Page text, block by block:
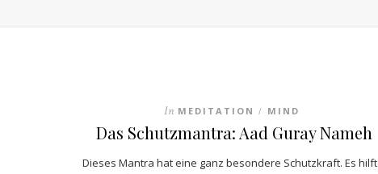
In MEDITATION / MIND
Das Schutzmantra: Aad Guray Nameh
Dieses Mantra hat eine ganz besondere Schutzkraft. Es hilft